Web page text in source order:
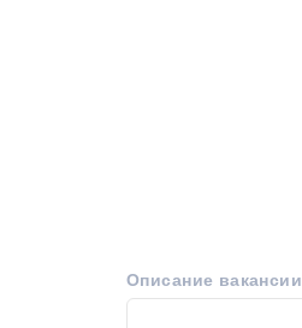
Описание вакансии